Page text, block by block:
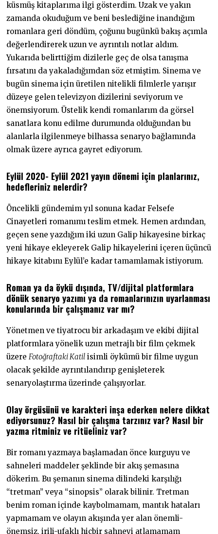
küsmüş kitaplarıma ilgi gösterdim. Uzak ve yakın
zamanda okuduğum ve beni beslediğine inandığım
romanlara geri döndüm, çoğunu bugünkü bakış açımla
değerlendirerek uzun ve ayrıntılı notlar aldım.
Yukarıda belirttiğim dizilerle geç de olsa tanışma
fırsatını da yakaladığımdan söz etmiştim. Sinema ve
bugün sinema için üretilen nitelikli filmlerle yarışır
düzeye gelen televizyon dizilerini seviyorum ve
önemsiyorum. Üstelik kendi romanlarım da görsel
sanatlara konu edilme durumunda olduğundan bu
alanlarla ilgilenmeye bilhassa senaryo bağlamında
olmak üzere ayrıca gayret ediyorum.
Eylül 2020- Eylül 2021 yayın dönemi için planlarınız,
hedefleriniz nelerdir?
Öncelikli gündemim yıl sonuna kadar Felsefe
Cinayetleri romanımı teslim etmek. Hemen ardından,
geçen sene yazdığım iki uzun Galip hikayesine birkaç
yeni hikaye ekleyerek Galip hikayelerini içeren üçüncü
hikaye kitabını Eylül’e kadar tamamlamak istiyorum.
Roman ya da öykü dışında, TV/dijital platformlara
dönük senaryo yazımı ya da romanlarınızın uyarlanması
konularında bir çalışmanız var mı?
Yönetmen ve tiyatrocu bir arkadaşım ve ekibi dijital
platformlara yönelik uzun metrajlı bir film çekmek
üzereFotoğraftaki Katil isimli öykümü bir filme uygun
olacak şekilde ayrıntılandırıp genişleterek
senaryolaştırma üzerinde çalışıyorlar.
Olay örgüsünü ve karakteri inşa ederken nelere dikkat
ediyorsunuz? Nasıl bir çalışma tarzınız var? Nasıl bir
yazma ritminiz ve ritüeliniz var?
Bir romanı yazmaya başlamadan önce kurguyu ve
sahneleri maddeler şeklinde bir akış şemasına
dökerim. Bu şemanın sinema dilindeki karşılığı
“tretman” veya “sinopsis” olarak bilinir. Tretman
benim roman içinde kaybolmamam, mantık hataları
yapmamam ve olayın akışında yer alan önemli-
önemsiz, irili-ufaklı hiçbir sahneyi atlamamam